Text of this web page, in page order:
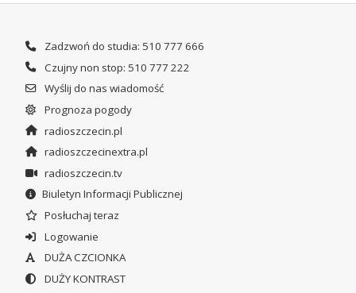
Zadzwoń do studia: 510 777 666
Czujny non stop: 510 777 222
Wyślij do nas wiadomość
Prognoza pogody
radioszczecin.pl
radioszczecinextra.pl
radioszczecin.tv
Biuletyn Informacji Publicznej
Posłuchaj teraz
Logowanie
DUŻA CZCIONKA
DUŻY KONTRAST